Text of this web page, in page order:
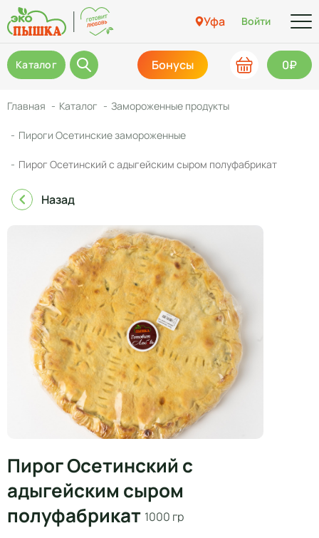
Уфа Войти
Каталог Бонусы 0₽
Главная Каталог Замороженные продукты
Пироги Осетинские замороженные
Пирог Осетинский с адыгейским сыром полуфабрикат
Назад
Пирог Осетинский с
адыгейским сыром
полуфабрикат 1000 гр